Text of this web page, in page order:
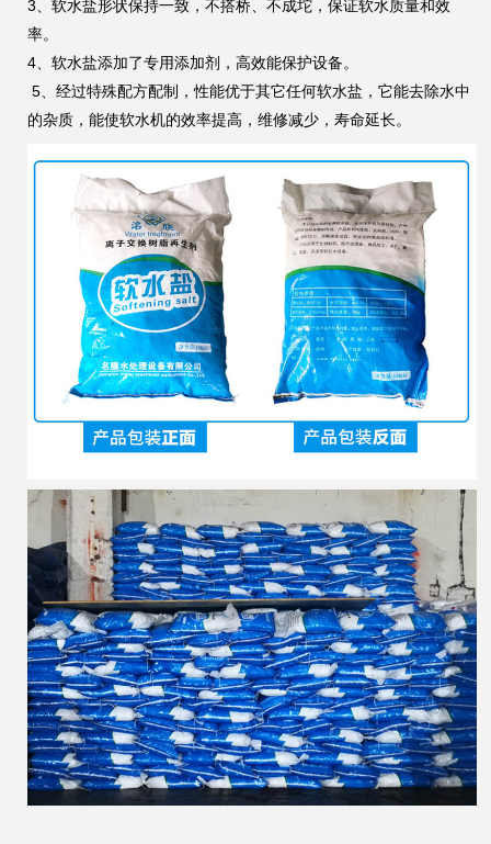
3、软水盐形状保持一致，不搭桥、不成坨，保证软水质量和效
率。
4、软水盐添加了专用添加剂，高效能保护设备。
5、经过特殊配方配制，性能优于其它任何软水盐，它能去除水中
的杂质，能使软水机的效率提高，维修减少，寿命延长。